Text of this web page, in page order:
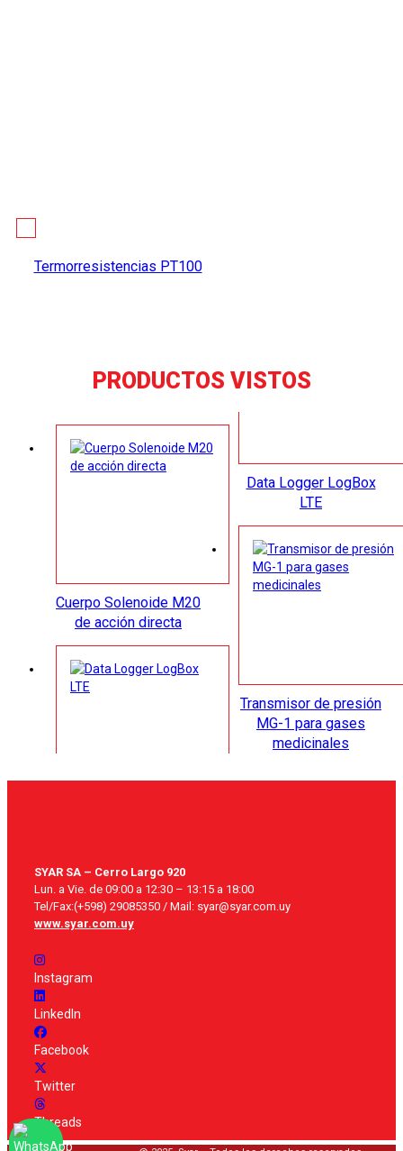
Termorresistencias PT100
PRODUCTOS VISTOS
Cuerpo Solenoide M20
de acción directa
Data Logger LogBox
LTE
Transmisor de presión
MG-1 para gases
medicinales
SYAR SA – Cerro Largo 920
Lun. a Vie. de 09:00 a 12:30 – 13:15 a 18:00
Tel/Fax:(+598) 29085350 / Mail: syar@syar.com.uy
www.syar.com.uy
Instagram
LinkedIn
Facebook
Twitter
Threads